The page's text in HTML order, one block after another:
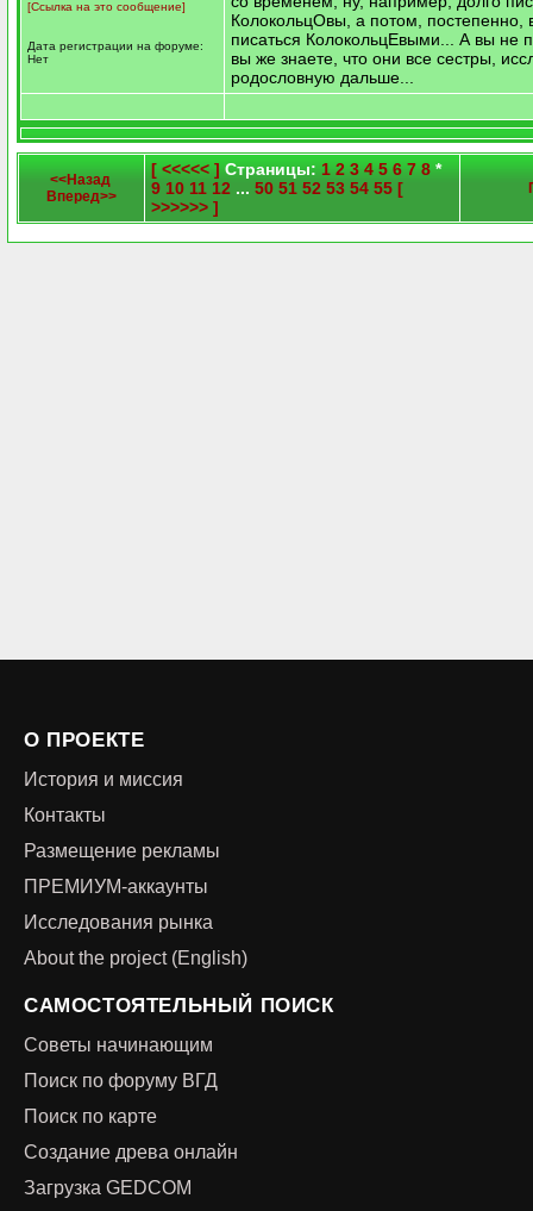
[Ссылка на это сообщение]
Дата регистрации на форуме:
Нет
КолокольцОвы, а потом, постепенно,
писаться КолокольцЕвыми... А вы не
вы же знаете, что они все сестры,
родословную дальше...
<<Назад
Вперед>>
[ <<<<< ] Страницы: 1 2 3 4 5 6 7 8 *
9 10 11 12 ... 50 51 52 53 54 55 [
>>>>>> ]
О ПРОЕКТЕ
История и миссия
Контакты
Размещение рекламы
ПРЕМИУМ-аккаунты
Исследования рынка
About the project (English)
САМОСТОЯТЕЛЬНЫЙ ПОИСК
Советы начинающим
Поиск по форуму ВГД
Поиск по карте
Создание древа онлайн
Загрузка GEDCOM